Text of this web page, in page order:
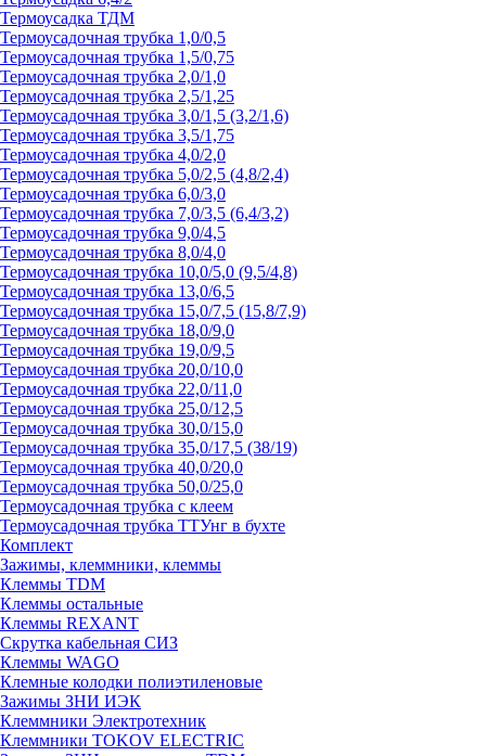
Термоусадка ТДМ
Термоусадочная трубка 1,0/0,5
Термоусадочная трубка 1,5/0,75
Термоусадочная трубка 2,0/1,0
Термоусадочная трубка 2,5/1,25
Термоусадочная трубка 3,0/1,5 (3,2/1,6)
Термоусадочная трубка 3,5/1,75
Термоусадочная трубка 4,0/2,0
Термоусадочная трубка 5,0/2,5 (4,8/2,4)
Термоусадочная трубка 6,0/3,0
Термоусадочная трубка 7,0/3,5 (6,4/3,2)
Термоусадочная трубка 9,0/4,5
Термоусадочная трубка 8,0/4,0
Термоусадочная трубка 10,0/5,0 (9,5/4,8)
Термоусадочная трубка 13,0/6,5
Термоусадочная трубка 15,0/7,5 (15,8/7,9)
Термоусадочная трубка 18,0/9,0
Термоусадочная трубка 19,0/9,5
Термоусадочная трубка 20,0/10,0
Термоусадочная трубка 22,0/11,0
Термоусадочная трубка 25,0/12,5
Термоусадочная трубка 30,0/15,0
Термоусадочная трубка 35,0/17,5 (38/19)
Термоусадочная трубка 40,0/20,0
Термоусадочная трубка 50,0/25,0
Термоусадочная трубка с клеем
Термоусадочная трубка ТТУнг в бухте
Комплект
Зажимы, клеммники, клеммы
Клеммы TDM
Клеммы остальные
Клеммы REXANT
Скрутка кабельная СИЗ
Клеммы WAGO
Клемные колодки полиэтиленовые
Зажимы ЗНИ ИЭК
Клеммники Электротехник
Клеммники TOKOV ELECTRIC